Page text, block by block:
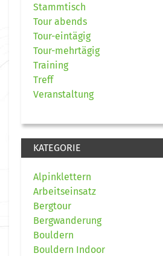
Stammtisch
Tour abends
Tour-eintägig
Tour-mehrtägig
Training
Treff
Veranstaltung
KATEGORIE
Alpinklettern
Arbeitseinsatz
Bergtour
Bergwanderung
Bouldern
Bouldern Indoor